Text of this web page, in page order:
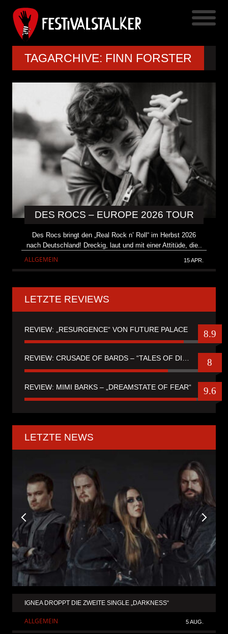
TAGARCHIVE: FINN FORSTER
DES ROCS – EUROPE 2026 TOUR
Des Rocs bringt den „Real Rock n’ Roll“ im Herbst 2026
nach Deutschland! Dreckig, laut und mit einer Attitüde, die..
ALLGEMEIN 15 APR.
LETZTE REVIEWS
REVIEW: „RESURGENCE“ VON FUTURE PALACE 8.9
REVIEW: CRUSADE OF BARDS – “TALES OF DISTANT WORLDS“ 8
REVIEW: MIMI BARKS – „DREAMSTATE OF FEAR“ 9.6
LETZTE NEWS
IGNEA DROPPT DIE ZWEITE SINGLE „DARKNESS“
ALLGEMEIN 5 AUG.